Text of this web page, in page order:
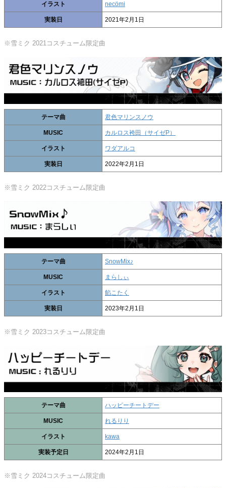
イラスト necömi
実装日 2021年2月1日
※雪ミク 2021コスチューム限定曲
テーマ曲 君色マリンスノウ
MUSIC カルロス袴田（サイゼP）
イラスト ワダアルコ
実装日 2022年2月1日
※雪ミク 2022コスチューム限定曲
テーマ曲 SnowMix♪
MUSIC まらしぃ
イラスト 餡こたく
実装日 2023年2月1日
※雪ミク 2023コスチューム限定曲
テーマ曲 ハッピーチートデー
MUSIC れるりり
イラスト kawa
実装予定日 2024年2月1日
※雪ミク 2024コスチューム限定曲